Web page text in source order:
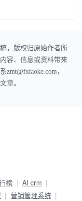
，版权归原始作者所
容、信息或资料带来
，
章。
榜
AI crm
营销管理系统